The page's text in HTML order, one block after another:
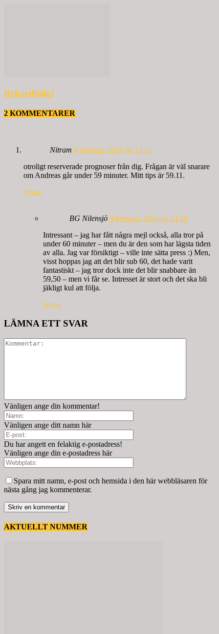
Rekordhelg!
2 KOMMENTARER
Nitram 9 februari, 2024 At 13:35
otroligt reserverade prognoser från dig. Frågan är väl snarare
om Andreas går under 59 minuter. Mitt tips är 59.11.
Svara
BG Nilensjö 9 februari, 2024 At 14:10
Intressant – jag har fått några mejl också, alla tror på
under 60 minuter – men du är den som har lägsta tiden
av alla. Jag var försiktigt – ville inte sätta press :) Men,
visst hoppas jag att det blir sub 60, det hade varit
fantastiskt – jag tror dock inte det blir snabbare än
59,50 – men vi får se. Intresset är stort och det ska bli
jäkligt kul att följa.
Svara
LÄMNA ETT SVAR
Vänligen ange din kommentar!
Vänligen ange ditt namn här
Du har angett en felaktig e-postadress!
Vänligen ange din e-postadress här
Spara mitt namn, e-post och hemsida i den här webbläsaren för
nästa gång jag kommenterar.
AKTUELLT NUMMER